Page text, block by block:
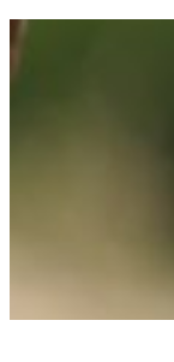
Saltar